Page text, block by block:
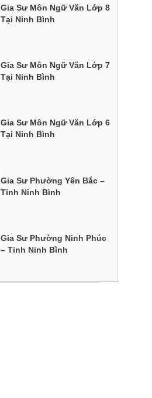
Gia Sư Môn Ngữ Văn Lớp 8
Tại Ninh Bình
Gia Sư Môn Ngữ Văn Lớp 7
Tại Ninh Bình
Gia Sư Môn Ngữ Văn Lớp 6
Tại Ninh Bình
Gia Sư Phường Yên Bắc –
Tỉnh Ninh Bình
Gia Sư Phường Ninh Phúc
– Tỉnh Ninh Bình